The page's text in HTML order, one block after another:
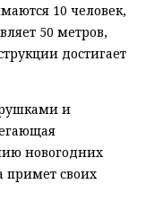
10 человек,
50 метров,
достигает
и
новогодних
примет своих